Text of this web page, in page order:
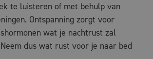
te luisteren of met behulp van
Ontspanning zorgt voor
wat je nachtrust zal
dus wat rust voor je naar bed